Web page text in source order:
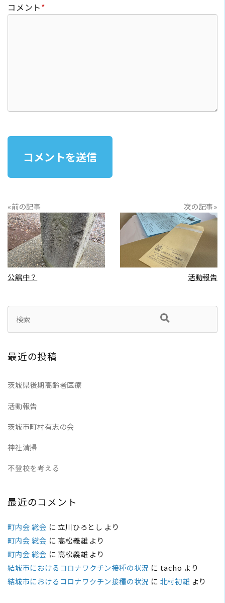
コメント*
«前の記事
READ MORE
公舘中？
次の記事»
READ MORE
活動報告
最近の投稿
茨城県後期高齢者医療
活動報告
茨城市町村有志の会
神社清掃
不登校を考える
最近のコメント
町内会 総会 に 立川ひろとし より
町内会 総会 に 高松義雄より
町内会 総会 に 高松義雄より
結城市におけるコロナワクチン接種の状況 に tacho より
結城市におけるコロナワクチン接種の状況 に 北村初雄より